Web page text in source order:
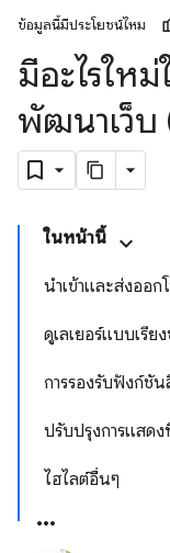
ข้อมูลนี้มีประโยชน์ไหม
มีอะไรให
พัฒนาเว็บ
ในหน้านี้
นำเข้าและส่งออ
ดูเลเยอร์แบบเรี
การรองรับฟังก์ชั
ปรับปรุงการแสด
ไฮไลต์อื่นๆ